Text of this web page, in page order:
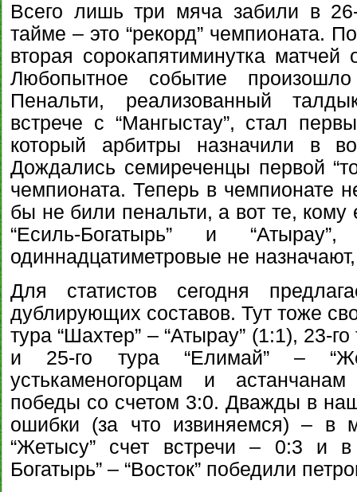
Всего лишь три мяча забили в
тайме – это “рекорд” чемпионата.
вторая сорокапятиминутка матчей
Любопытное событие
Пенальти, реализованный
встрече с “Мангыстау”, стал
который арбитры назначили в
Дождались семиреченцы первой
чемпионата. Теперь в чемпионате
бы не били пенальти, а вот те,
“Есиль-Богатырь” и
одиннадцатиметровые не
Для статистов сегодня
дублирующих составов. Тут тоже
тура “Шахтер” – “Атырау” (1:1), 23-го
и 25-го тура “Елимай” –
устькаменогорцам и
победы со счетом 3:0. Дважды в
ошибки (за что извиняемся) – в
“Жетысу” счет встречи – 0:3 и
Богатырь” – “Восток” победили